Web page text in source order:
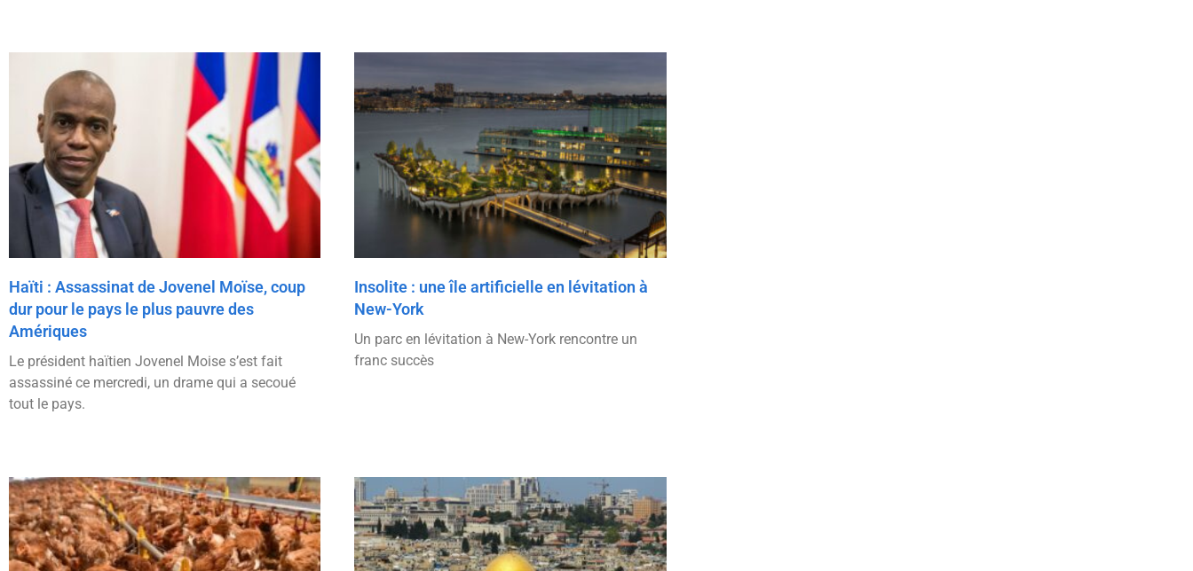
Haïti : Assassinat de Jovenel Moïse, coup
dur pour le pays le plus pauvre des
Amériques
Le président haïtien Jovenel Moise s’est fait
assassiné ce mercredi, un drame qui a secoué
tout le pays.
Insolite : une île artificielle en lévitation à
New-York
Un parc en lévitation à New-York rencontre un
franc succès